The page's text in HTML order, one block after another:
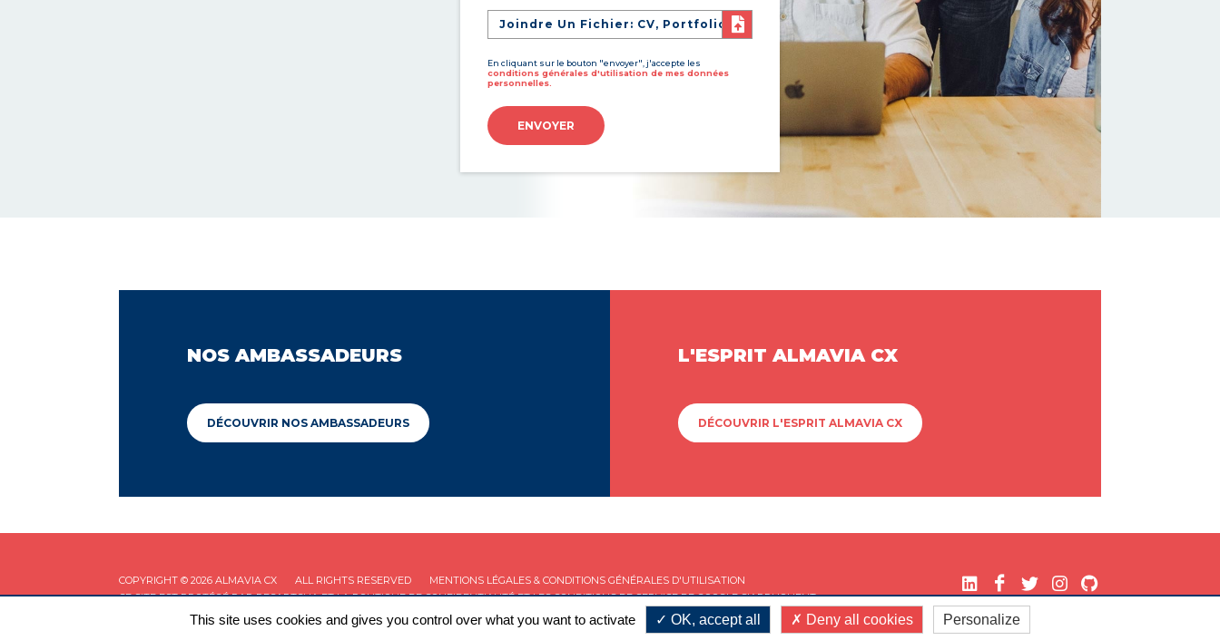
Joindre Un Fichier: CV, Portfolio
En cliquant sur le bouton "envoyer", j'accepte les
conditions générales d'utilisation de mes données
personnelles.
ENVOYER
NOS AMBASSADEURS
DÉCOUVRIR NOS AMBASSADEURS
L'ESPRIT ALMAVIA CX
DÉCOUVRIR L'ESPRIT ALMAVIA CX
COPYRIGHT © 2026 ALMAVIA CX ALL RIGHTS RESERVED
MENTIONS LÉGALES & CONDITIONS GÉNÉRALES D'UTILISATION
CE SITE EST PROTÉGÉ PAR RECAPTCHA ET LAPOLITIQUE DE CONFIDENTIALITÉET LESCONDITIONS DE SERVICEDE GOOGLE S'APPLIQUENT.
This site uses cookies and gives you control over what you want to activate OK, accept all Deny all cookies Personalize